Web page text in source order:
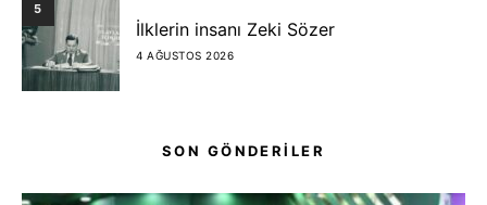
5
İlklerin insanı Zeki Sözer
4 AĞUSTOS 2026
SON GÖNDERİLER